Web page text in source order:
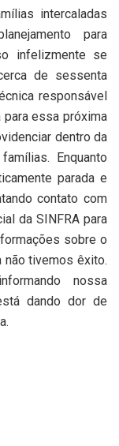
intercaladas
para
infelizmente se
de sessenta
responsável
para essa próxima
dentro da
Enquanto
parada e
contato com
da SINFRA para
sobre o
não tivemos êxito.
nossa
dando dor de